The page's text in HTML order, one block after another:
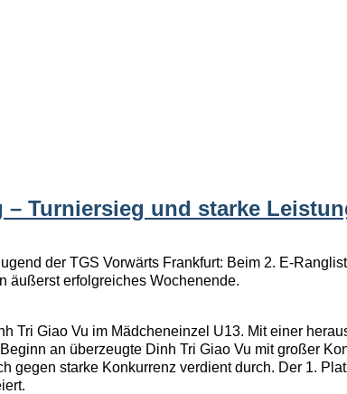
Turniersieg und starke
der TGS Vorwärts Frankfurt: Beim 2. E-
äußerst erfolgreiches Wochenende.
Tri Giao Vu im Mädcheneinzel U13. Mit einer
an überzeugte Dinh Tri Giao Vu mit großer
starke Konkurrenz verdient durch. Der 1.